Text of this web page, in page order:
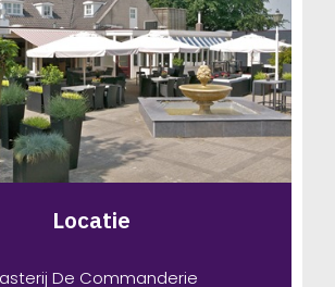
Locatie
De Commanderie